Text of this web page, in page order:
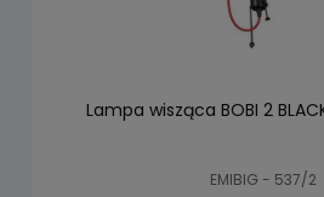
Lampa wisząca BOBI 2
EMIBIG - 537/2